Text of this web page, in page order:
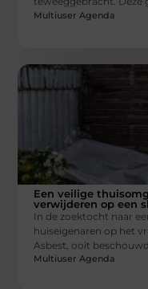
Multiuser Agenda
Een veilige
verwijderen op een
In de zoektocht naar
huiseigenaren op het
Asbest, ooit
Multiuser Agenda